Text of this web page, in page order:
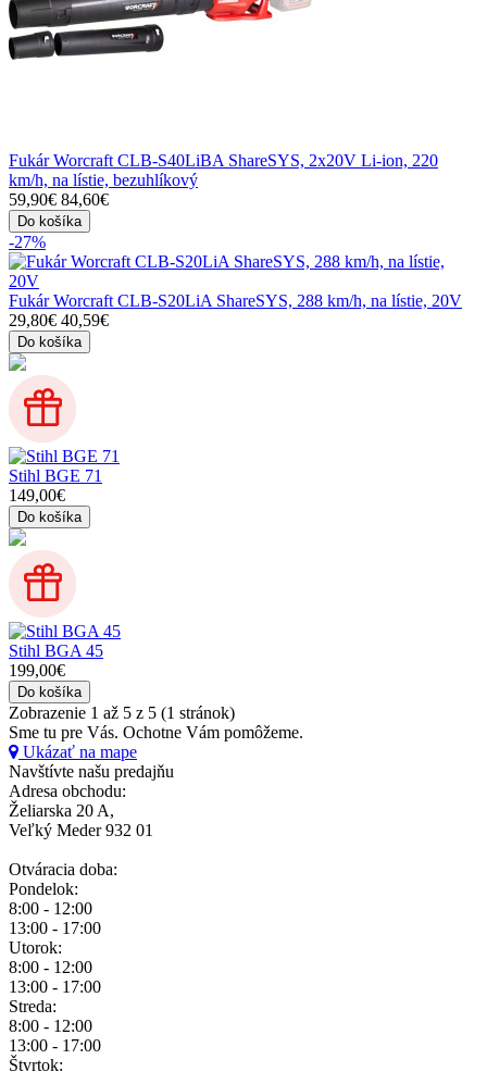
Fukár Worcraft CLB-S40LiBA ShareSYS, 2x20V Li-ion, 220
km/h, na lístie, bezuhlíkový
59,90€ 84,60€
Do košíka
-27%
Fukár Worcraft CLB-S20LiA ShareSYS, 288 km/h, na lístie, 20V
29,80€ 40,59€
Do košíka
Stihl BGE 71
149,00€
Do košíka
Stihl BGA 45
199,00€
Do košíka
Zobrazenie 1 až 5 z 5 (1 stránok)
Sme tu pre Vás. Ochotne Vám pomôžeme.
Ukázať na mape
Navštívte našu predajňu
Adresa obchodu:
Želiarska 20 A,
Veľký Meder 932 01
Otváracia doba:
Pondelok:
8:00 - 12:00
13:00 - 17:00
Utorok:
8:00 - 12:00
13:00 - 17:00
Streda:
8:00 - 12:00
13:00 - 17:00
Štvrtok: